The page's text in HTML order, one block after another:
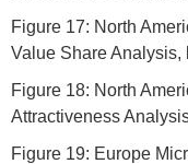
Figure 17: North
Value Share Analysis,
Figure 18: North
Attractiveness
Figure 19: Europe